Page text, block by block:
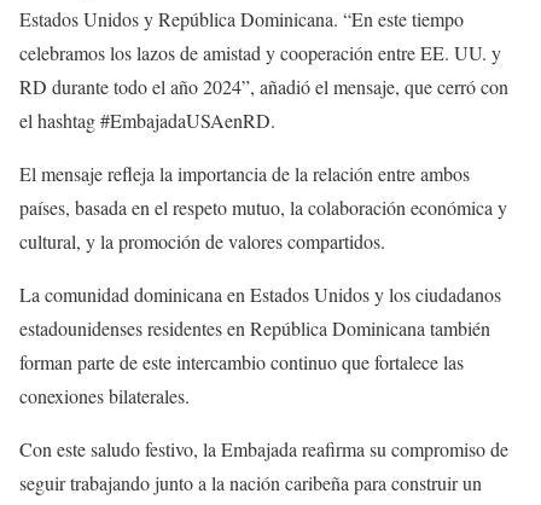
Estados Unidos y República Dominicana. “En este tiempo
celebramos los lazos de amistad y cooperación entre EE. UU. y
RD durante todo el año 2024”, añadió el mensaje, que cerró con
el hashtag #EmbajadaUSAenRD.
El mensaje refleja la importancia de la relación entre ambos
países, basada en el respeto mutuo, la colaboración económica y
cultural, y la promoción de valores compartidos.
La comunidad dominicana en Estados Unidos y los ciudadanos
estadounidenses residentes en República Dominicana también
forman parte de este intercambio continuo que fortalece las
conexiones bilaterales.
Con este saludo festivo, la Embajada reafirma su compromiso de
seguir trabajando junto a la nación caribeña para construir un